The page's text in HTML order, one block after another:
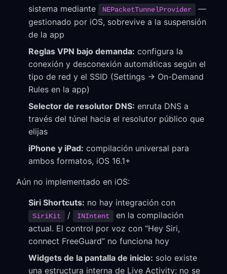
sistema mediante
NEPacketTunnelProvider
—
gestionado por iOS, sobrevive a la suspensión
de la app
Reglas VPN bajo demanda: configura la
conexión y desconexión automáticas según el
tipo de red y el SSID (Settings → On-Demand
Rules en la app)
Selector de resolutor DNS: enruta DNS a
través del túnel hacia el resolutor público que
elijas
iPhone y iPad: compilación universal para
ambos formatos, iOS 16.1+
Aún no implementado en iOS:
Siri Shortcuts: no hay integración con
SiriKit / INIntent
en la compilación
actual. El control por voz con “Hey Siri,
connect FreeGuard” no funciona hoy
Widgets de la pantalla de inicio: solo existe
una estructura interna de Live Activity; no se